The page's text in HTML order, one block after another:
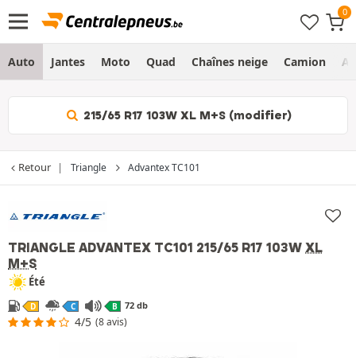
Auto Jantes Moto Quad Chaînes neige Camion
215/65 R17 103W XL M+S (modifier)
Retour Triangle Advantex TC101
TRIANGLE ADVANTEX TC101 215/65 R17 103W XL
M+S
Été
D C B 72 db
4/5 (8 avis)